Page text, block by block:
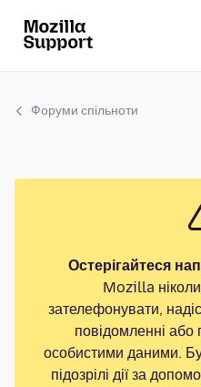
Форуми спільноти
Остерігайтеся
Mozilla
зателефонувати,
повідомленні або
особистими даними.
підозрілі дії за